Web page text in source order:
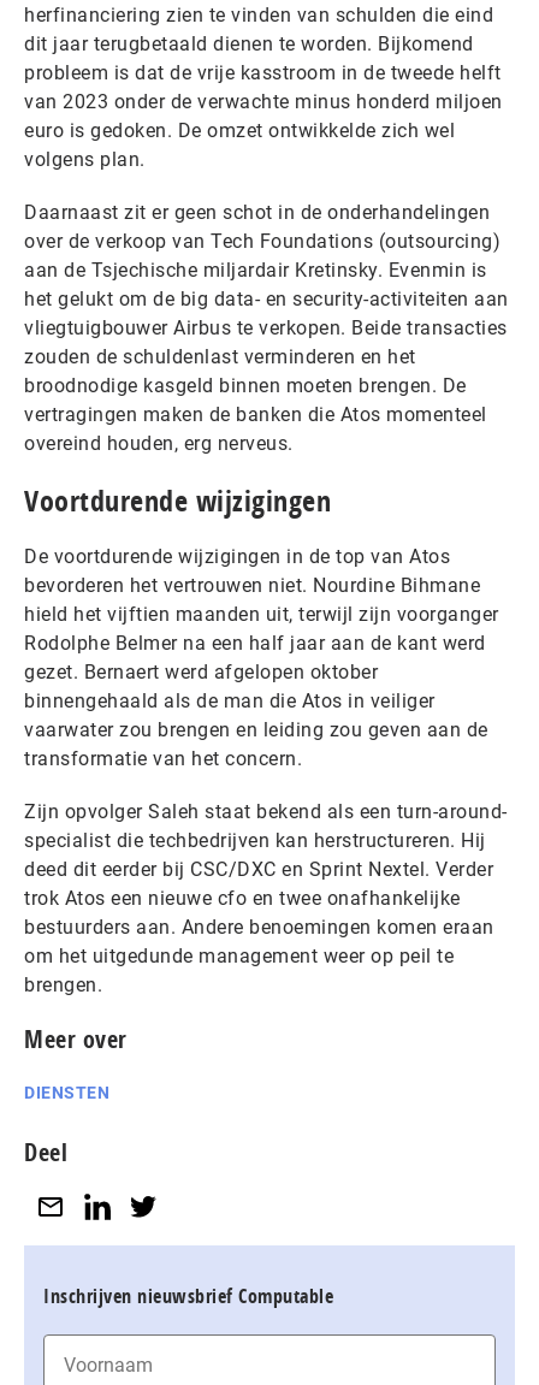
herfinanciering zien te vinden van schulden die eind
dit jaar terugbetaald dienen te worden. Bijkomend
probleem is dat de vrije kasstroom in de tweede helft
van 2023 onder de verwachte minus honderd miljoen
euro is gedoken. De omzet ontwikkelde zich wel
volgens plan.
Daarnaast zit er geen schot in de onderhandelingen
over de verkoop van Tech Foundations (outsourcing)
aan de Tsjechische miljardair Kretinsky. Evenmin is
het gelukt om de big data- en security-activiteiten aan
vliegtuigbouwer Airbus te verkopen. Beide transacties
zouden de schuldenlast verminderen en het
broodnodige kasgeld binnen moeten brengen. De
vertragingen maken de banken die Atos momenteel
overeind houden, erg nerveus.
Voortdurende wijzigingen
De voortdurende wijzigingen in de top van Atos
bevorderen het vertrouwen niet. Nourdine Bihmane
hield het vijftien maanden uit, terwijl zijn voorganger
Rodolphe Belmer na een half jaar aan de kant werd
gezet. Bernaert werd afgelopen oktober
binnengehaald als de man die Atos in veiliger
vaarwater zou brengen en leiding zou geven aan de
transformatie van het concern.
Zijn opvolger Saleh staat bekend als een turn-around-
specialist die techbedrijven kan herstructureren. Hij
deed dit eerder bij CSC/DXC en Sprint Nextel. Verder
trok Atos een nieuwe cfo en twee onafhankelijke
bestuurders aan. Andere benoemingen komen eraan
om het uitgedunde management weer op peil te
brengen.
Meer over
DIENSTEN
Deel
Inschrijven nieuwsbrief Computable